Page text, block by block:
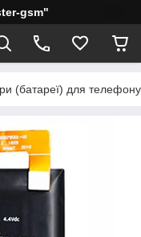
gsm"
(батареї) для телефону